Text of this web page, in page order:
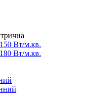
Вт/м.кв.
Вт/м.кв.